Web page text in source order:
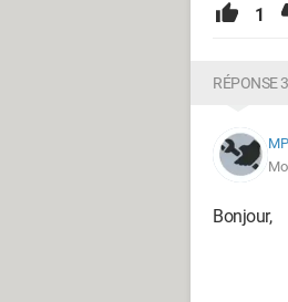
1
RÉPONSE
Bonjour,